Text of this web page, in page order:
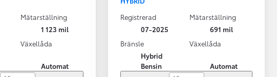
Mätarställning
1 123 mil
Växellåda
Automat
Registrerad
07-2025
Mätarställning
691 mil
Bränsle
Hybrid
Bensin
Växellåda
Automat